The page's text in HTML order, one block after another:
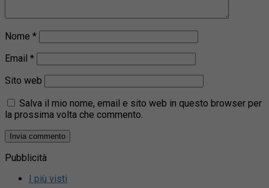
Nome *
Email *
Sito web
Salva il mio nome, email e sito web in questo browser per
la prossima volta che commento.
Pubblicità
I più visti